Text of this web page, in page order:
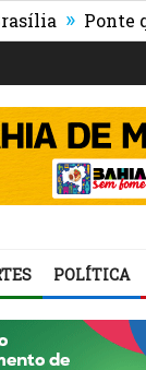
» Ponte que
POLÍTICA